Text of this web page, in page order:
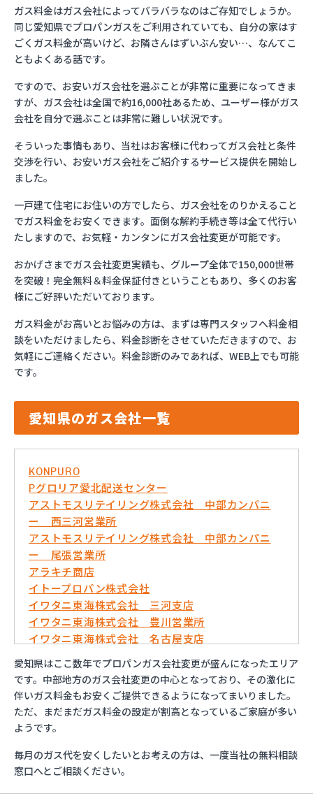
ガス料金はガス会社によってバラバラなのはご存知でしょうか。
同じ愛知県でプロパンガスをご利用されていても、自分の家はす
ごくガス料金が高いけど、お隣さんはずいぶん安い…、なんてこ
ともよくある話です。
ですので、お安いガス会社を選ぶことが非常に重要になってきま
すが、ガス会社は全国で約16,000社あるため、ユーザー様がガス
会社を自分で選ぶことは非常に難しい状況です。
そういった事情もあり、当社はお客様に代わってガス会社と条件
交渉を行い、お安いガス会社をご紹介するサービス提供を開始し
ました。
一戸建て住宅にお住いの方でしたら、ガス会社をのりかえること
でガス料金をお安くできます。面倒な解約手続き等は全て代行い
たしますので、お気軽・カンタンにガス会社変更が可能です。
おかげさまでガス会社変更実績も、グループ全体で150,000世帯
を突破！完全無料＆料金保証付きということもあり、多くのお客
様にご好評いただいております。
ガス料金がお高いとお悩みの方は、まずは専門スタッフへ料金相
談をいただけましたら、料金診断をさせていただきますので、お
気軽にご連絡ください。料金診断のみであれば、WEB上でも可能
です。
愛知県のガス会社一覧
KONPURO
Pグロリア愛北配送センター
アストモスリテイリング株式会社 中部カンパニ
ー 西三河営業所
アストモスリテイリング株式会社 中部カンパニ
ー 尾張営業所
アラキチ商店
イトープロパン株式会社
イワタニ東海株式会社 三河支店
イワタニ東海株式会社 豊川営業所
イワタニ東海株式会社 名古屋支店
イワタニ東海株式会社 名古屋南営業所
およべプロパン
ガスショップイチカワ
ガステックサービス株式会社 安城営業所
ガステックサービス株式会社 西三河支店
ガステックサービス株式会社 蒲郡営業所
ガステックサービス株式会社 吉良営業所
ガステックサービス株式会社 新城営業所
愛知県はここ数年でプロパンガス会社変更が盛んになったエリア
です。中部地方のガス会社変更の中心となっており、その激化に
伴いガス料金もお安くご提供できるようになってまいりました。
ただ、まだまだガス料金の設定が割高となっているご家庭が多い
ようです。
毎月のガス代を安くしたいとお考えの方は、一度当社の無料相談
窓口へとご相談ください。